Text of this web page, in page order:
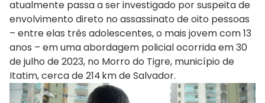
atualmente passa a ser investigado por suspeita de
envolvimento direto no assassinato de oito pessoas
– entre elas três adolescentes, o mais jovem com 13
anos – em uma abordagem policial ocorrida em 30
de julho de 2023, no Morro do Tigre, município de
Itatim, cerca de 214 km de Salvador.